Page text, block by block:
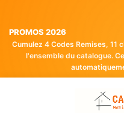
PROMOS 2026
Cumulez 4 Codes Remises, 11
l'ensemble du catalogue.